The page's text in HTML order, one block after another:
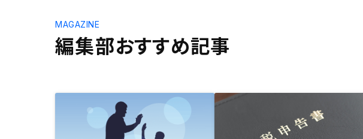
編集部おすすめ記事
MAGAZINE